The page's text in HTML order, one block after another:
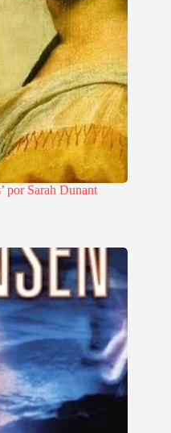
por Sarah Dunant